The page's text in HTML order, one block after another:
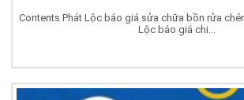
Contents Phát Lộc báo giá sửa chữa bồn rửa
Lộc báo giá chi...